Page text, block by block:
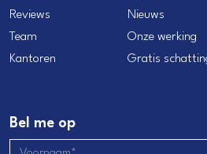
Reviews
Nieuws
Team
Onze werking
Kantoren
Gratis
Bel me op